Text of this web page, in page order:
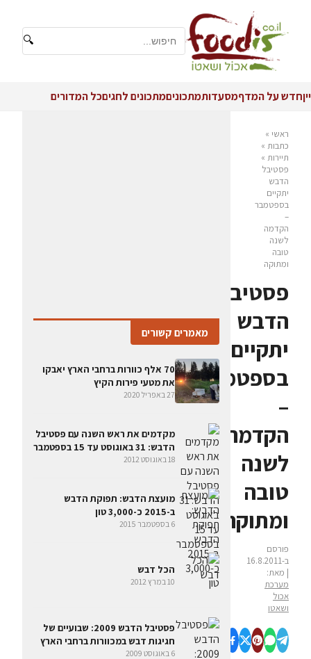
🔍
ייןחדש על המדףמסעדותמתכוניםמתכונים לחגיםכל המדורים
ראשי »
כתבות »
תיירות »
פסטיבל
הדבש
יתקיים
בספטמבר
–
הקדמה
לשנה
טובה
ומתוקה
פסטיבל
הדבש
יתקיים
בספטמבר
–
הקדמה
לשנה
טובה
ומתוקה
פורסם
ב-16.8.2011
| מאת:
מערכת
אכול
ושאטו
מאמרים קשורים
70 אלף כוורות ברחבי הארץ יאבקו
את מטעי פירות הקיץ
27 באפריל 2020
מקדמים את ראש השנה עם פסטיבל
הדבש: 31 באוגוסט עד 15 בספטמבר
18 באוגוסט 2012
מועצת הדבש: תפוקת הדבש
ב-2015 כ-3,000 טון
6 בספטמבר 2015
הכל דבש
10 במרץ 2012
פסטיבל הדבש 2009: שבועיים של
חגיגות דבש במכוורות ברחבי הארץ
6 באוגוסט 2009